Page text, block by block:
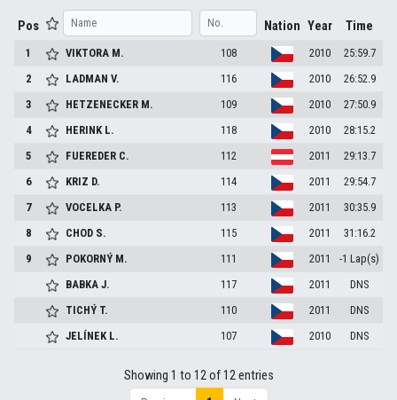
Pos Nation Year Time
1 VIKTORA M. 108 2010
25:59.7
2
LADMANV. 116 2010
26:52.9
3
HETZENECKER M. 109 2010
27:50.9
4
HERINK L. 118 2010
28:15.2
5
FUEREDER C. 112 2011
29:13.7
6
KRIZ D. 114 2011
29:54.7
7
VOCELKA P. 113 2011
30:35.9
8
CHOD S. 115 2011
31:16.2
9
POKORNÝ M. 111 2011
-1 Lap(s)
BABKAJ. 117 2011
DNS
TICHÝ T. 110 2011
DNS
JELÍNEK L. 107 2010 DNS
Showing 1 to 12 of 12 entries